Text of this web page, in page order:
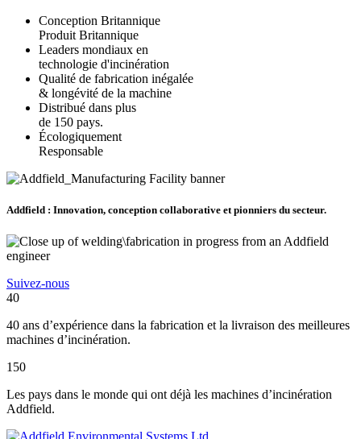
Conception Britannique
Produit Britannique
Leaders mondiaux en
technologie d'incinération
Qualité de fabrication inégalée
& longévité de la machine
Distribué dans plus
de 150 pays.
Écologiquement
Responsable
Addfield : Innovation, conception collaborative et pionniers du secteur.
Suivez-nous
40
40 ans d’expérience dans la fabrication et la livraison des meilleures
machines d’incinération.
150
Les pays dans le monde qui ont déjà les machines d’incinération
Addfield.